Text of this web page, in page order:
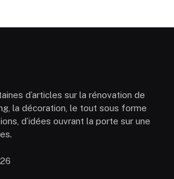
d’articles sur la rénovation de
la décoration, le tout sous forme
d’idées ouvrant la porte sur une